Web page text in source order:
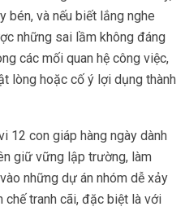
bén, và nếu biết lắng nghe
những sai lầm không đáng
các mối quan hệ công việc,
lòng hoặc cố ý lợi dụng thành
12 con giáp hàng ngày dành
giữ vững lập trường, làm
những dự án nhóm dễ xảy
chế tranh cãi, đặc biệt là với